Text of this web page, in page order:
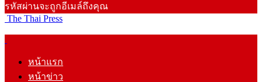
รหัสผ่านจะถูกอีเมล์ถึงคุณ
The Thai Press
หน้าแรก
หน้าข่าว